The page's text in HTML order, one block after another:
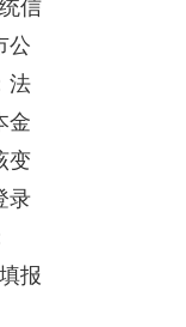
信
公
法
金
变
录
报